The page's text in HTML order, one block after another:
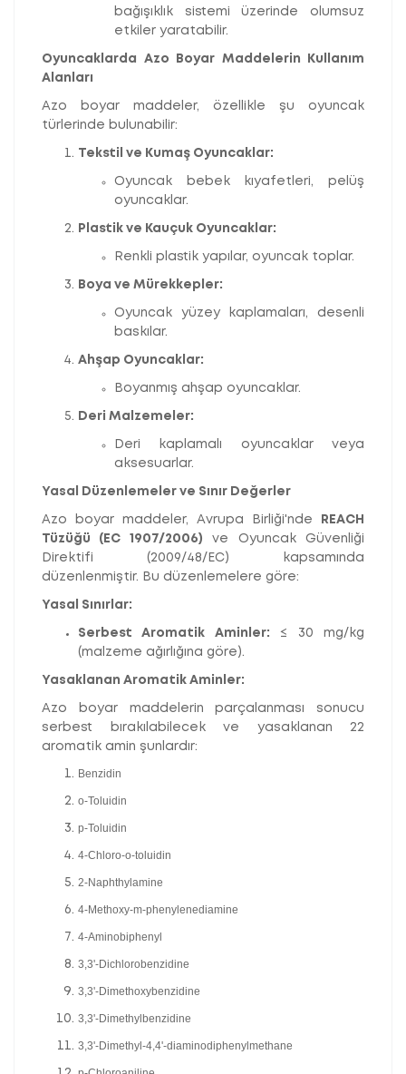
bağışıklık sistemi üzerinde olumsuz
etkiler yaratabilir.
Oyuncaklarda Azo Boyar Maddelerin Kullanım
Alanları
Azo boyar maddeler, özellikle şu oyuncak
türlerinde bulunabilir:
Tekstil ve Kumaş Oyuncaklar:
Oyuncak bebek kıyafetleri, pelüş
oyuncaklar.
Plastik ve Kauçuk Oyuncaklar:
Renkli plastik yapılar, oyuncak toplar.
Boya ve Mürekkepler:
Oyuncak yüzey kaplamaları, desenli
baskılar.
Ahşap Oyuncaklar:
Boyanmış ahşap oyuncaklar.
Deri Malzemeler:
Deri kaplamalı oyuncaklar veya
aksesuarlar.
Yasal Düzenlemeler ve Sınır Değerler
Azo boyar maddeler, Avrupa Birliği'nde
REACH
Tüzüğü (EC 1907/2006) ve Oyuncak Güvenliği
Direktifi (2009/48/EC) kapsamında
düzenlenmiştir. Bu düzenlemelere göre:
Yasal Sınırlar:
Serbest Aromatik Aminler: ≤ 30 mg/kg
(malzeme ağırlığına göre).
Yasaklanan Aromatik Aminler:
Azo boyar maddelerin parçalanması sonucu
serbest bırakılabilecek ve yasaklanan 22
aromatik amin şunlardır:
Benzidin
o-Toluidin
p-Toluidin
4-Chloro-o-toluidin
2-Naphthylamine
4-Methoxy-m-phenylenediamine
4-Aminobiphenyl
3,3'-Dichlorobenzidine
3,3'-Dimethoxybenzidine
3,3'-Dimethylbenzidine
3,3'-Dimethyl-4,4'-diaminodiphenylmethane